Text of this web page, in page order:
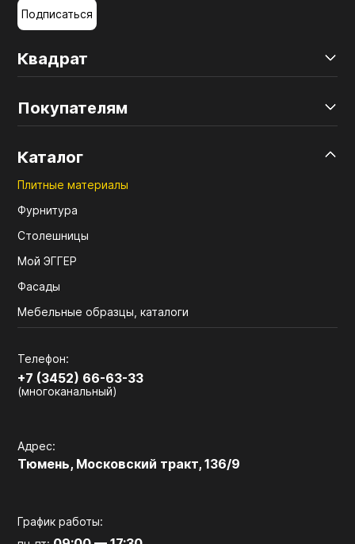
Квадрат
Покупателям
Каталог
Плитные материалы
Фурнитура
Столешницы
Мой ЭГГЕР
Фасады
Мебельные образцы, каталоги
Телефон:
+7 (3452) 66-63-33
(многоканальный)
Адрес:
Тюмень, Московский тракт, 136/9
График работы:
Подписаться